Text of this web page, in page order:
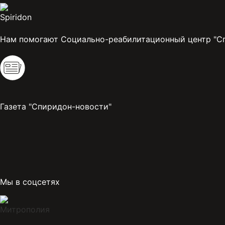
Нам помогают Социально-реабилитационный центр
Газета "Спиридон-новости"
Мы в соцсетях